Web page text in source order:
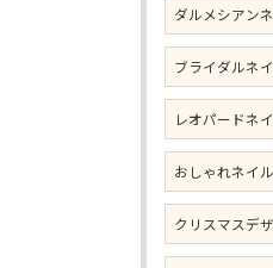
ダルメシアン
ブライダルネ
レオパードネ
おしゃれネイル
クリスマスデ